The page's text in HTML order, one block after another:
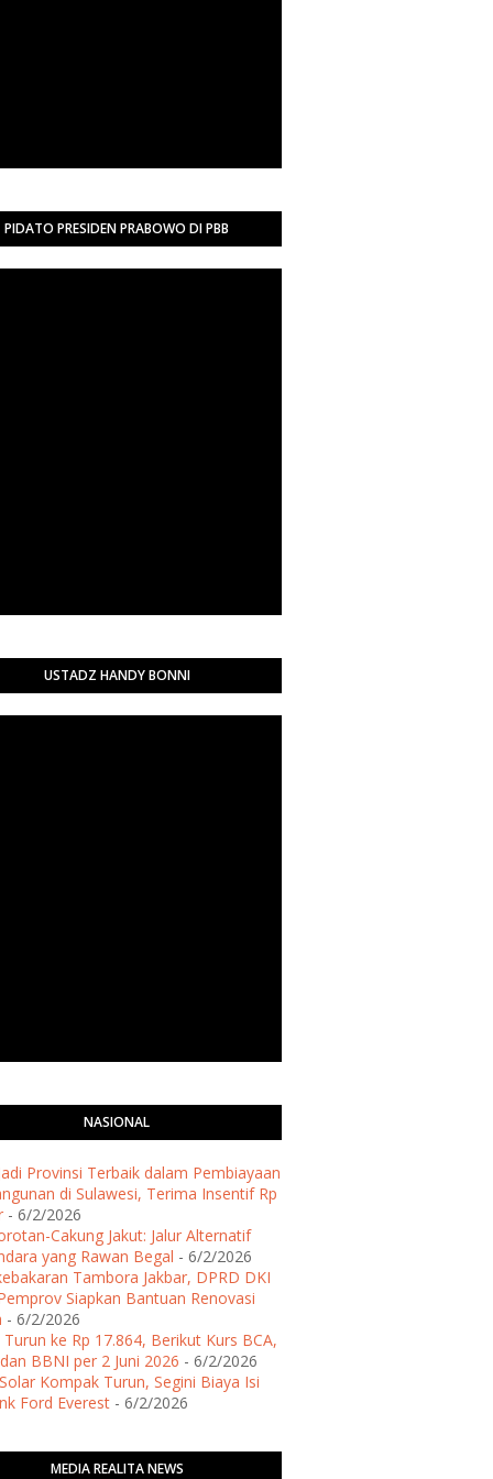
PIDATO PRESIDEN PRABOWO DI PBB
USTADZ HANDY BONNI
NASIONAL
Provinsi Terbaik dalam Pembiayaan
di Sulawesi, Terima Insentif Rp
- 6/2/2026
Cakung Jakut: Jalur Alternatif
yang Rawan Begal - 6/2/2026
Tambora Jakbar, DPRD DKI
Siapkan Bantuan Renovasi
- 6/2/2026
Turun ke Rp 17.864, Berikut Kurs BCA,
BBNI per 2 Juni 2026 - 6/2/2026
Kompak Turun, Segini Biaya Isi
Ford Everest - 6/2/2026
MEDIA REALITA NEWS